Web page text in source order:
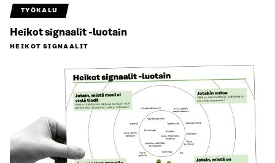
TYÖKALU
Heikot signaalit -luotain
HEIKOT SIGNAALIT